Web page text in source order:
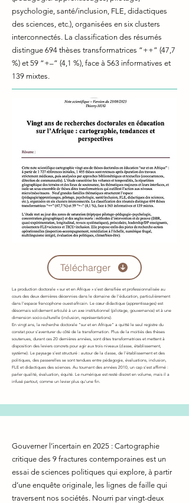
psychologie, santé/inclusion, FLE, didactiques
des sciences, etc.), organisées en six clusters
interconnectés. La classification des résumés
distingue 694 thèses transformatrices “++” (47,7
%) et 59 “+–” (4,1 %), face à 563 informatives et
139 mixtes.
Télécharger
La production doctorale « sur et en Afrique » s’est densifiée et professionnalisée au
cours des deux dernières décennies dans le domaine de l’éducation, particulièrement
dans l’espace francophone ouest-africain. Le cœur didactique (apprentissages) est
désormais solidement articulé à un axe institutionnel (pilotage, gouvernance) et à une
dimension socio-culturelle (inclusion, représentations).
En vingt ans, la recherche doctorale “sur et en Afrique” a quitté le seul registre du
constat pour s’aventurer du côté de la transformation. Plus de la moitiés des thèses
soutenues, durant ces 20 dernières années, sont dites transformatrices et mettent à
disposition des leviers concrets pour agir aux trois niveaux (classe, établissement,
système). Le paysage s’est structuré : autour de la classe, de l’établissement et des
politiques, des passerelles se sont tendues entre pédagogie, évaluations, inclusion,
FLE et didactiques des sciences. Au tournant des années 2010, un cap s’est affirmé :
parler qualité, évaluation, équité. Le numérique est resté discret en volume, mais il a
infusé partout, comme un levier plus qu’une fin.
Gouverner l’incertain en 2025 : Cartographie
critique des 9 fractures contemporaines est un
essai de sciences politiques qui explore, à partir
d’une enquête originale, les lignes de faille qui
traversent nos sociétés. Nourri par vingt-deux